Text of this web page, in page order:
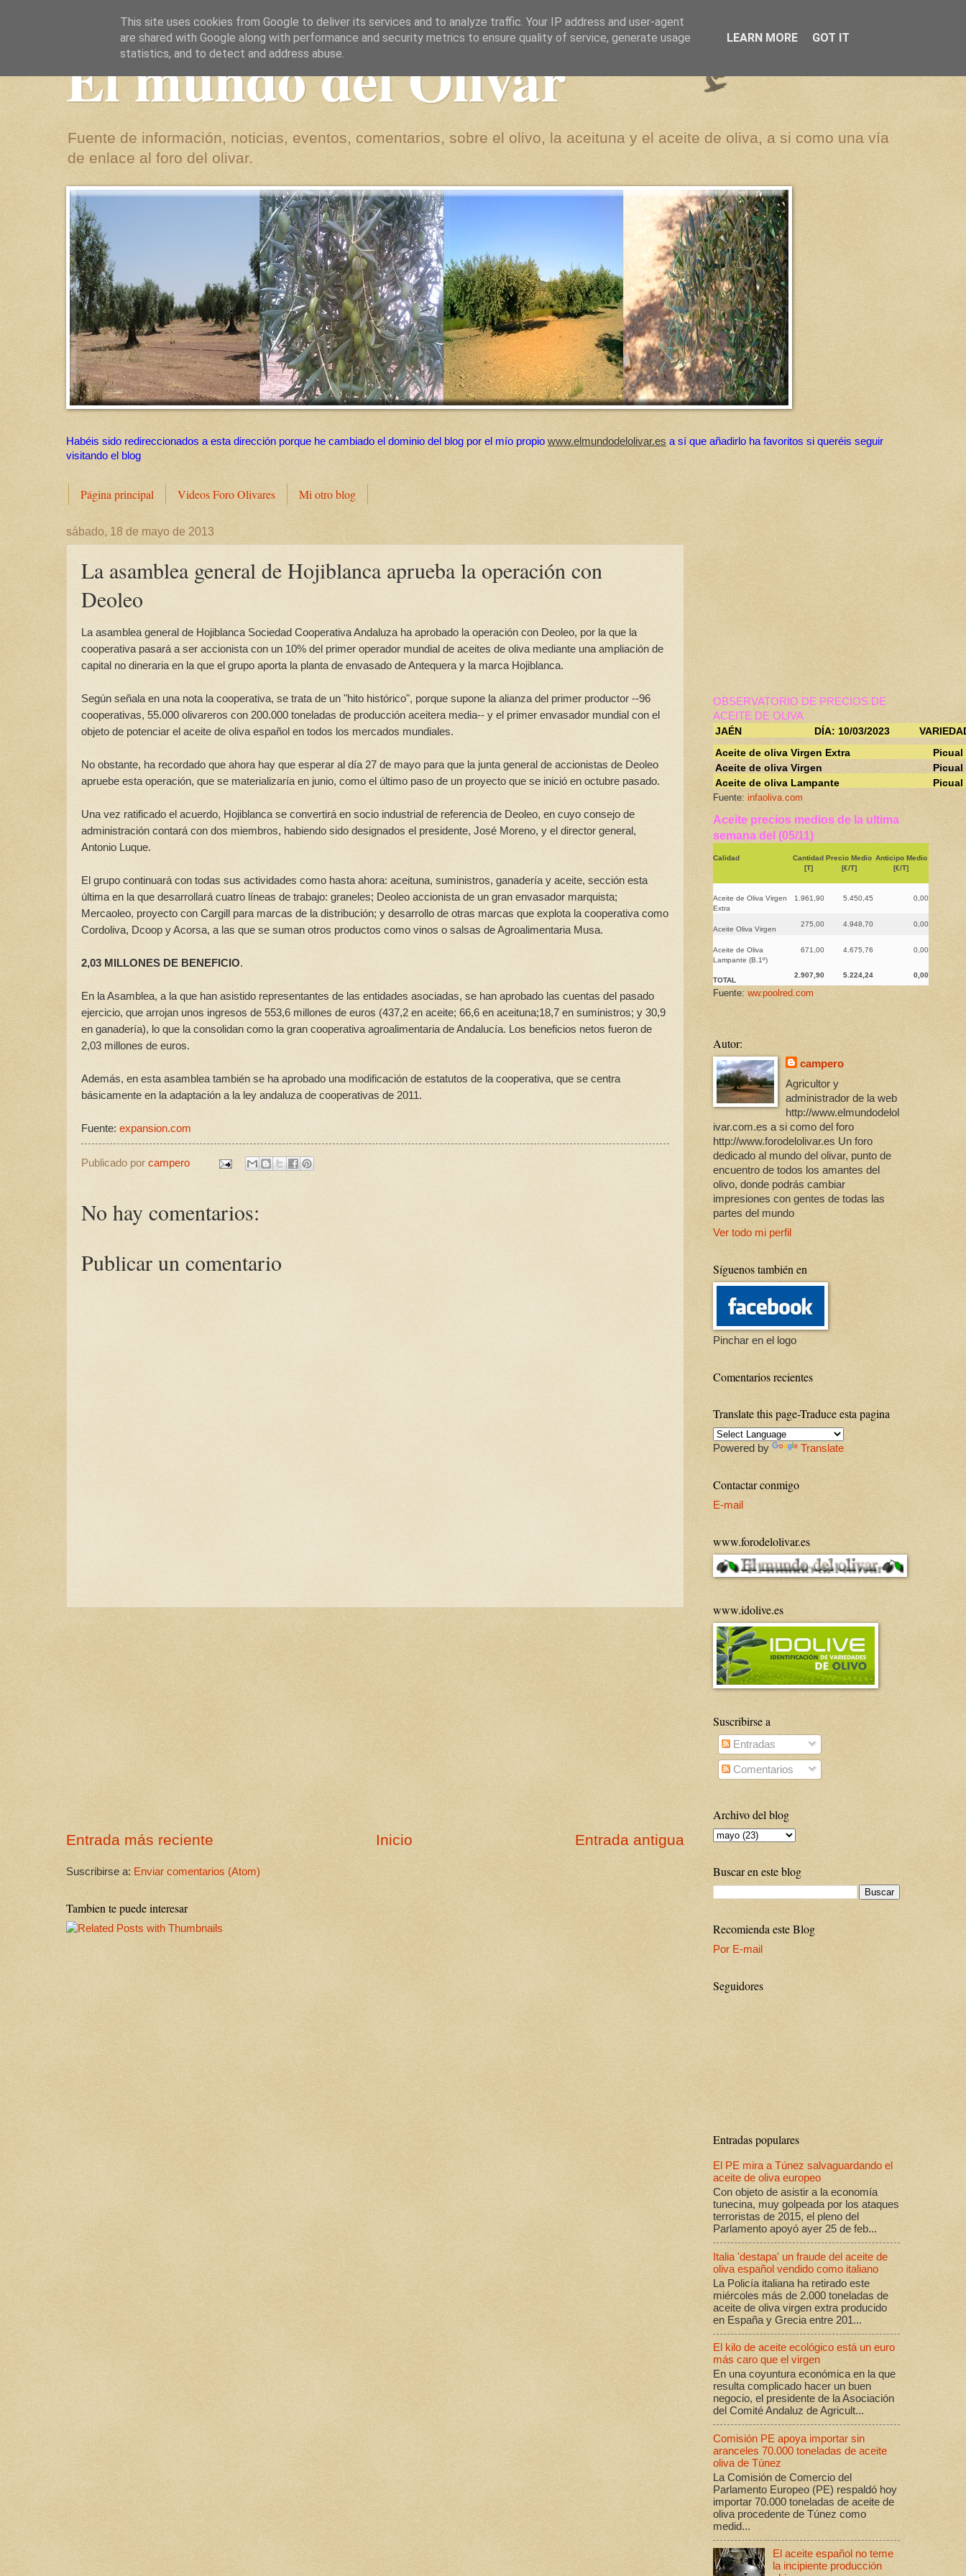
El mundo del Olivar
Fuente de información, noticias, eventos, comentarios, sobre el olivo, la aceituna y el aceite de oliva, a si como una vía
de enlace al foro del olivar.
Habéis sido redireccionados a esta dirección porque he cambiado el dominio del blog por el mío propio www.elmundodelolivar.es a sí que añadirlo ha favoritos si queréis seguir
visitando el blog
Página principal Videos Foro Olivares Mi otro blog
sábado, 18 de mayo de 2013
La asamblea general de Hojiblanca aprueba la operación con
Deoleo
La asamblea general de Hojiblanca Sociedad Cooperativa Andaluza ha aprobado la operación con Deoleo, por la que la
cooperativa pasará a ser accionista con un 10% del primer operador mundial de aceites de oliva mediante una ampliación de
capital no dineraria en la que el grupo aporta la planta de envasado de Antequera y la marca Hojiblanca.
Según señala en una nota la cooperativa, se trata de un "hito histórico", porque supone la alianza del primer productor --96
cooperativas, 55.000 olivareros con 200.000 toneladas de producción aceitera media-- y el primer envasador mundial con el
objeto de potenciar el aceite de oliva español en todos los mercados mundiales.
No obstante, ha recordado que ahora hay que esperar al día 27 de mayo para que la junta general de accionistas de Deoleo
apruebe esta operación, que se materializaría en junio, como el último paso de un proyecto que se inició en octubre pasado.
Una vez ratificado el acuerdo, Hojiblanca se convertirá en socio industrial de referencia de Deoleo, en cuyo consejo de
administración contará con dos miembros, habiendo sido designados el presidente, José Moreno, y el director general,
Antonio Luque.
El grupo continuará con todas sus actividades como hasta ahora: aceituna, suministros, ganadería y aceite, sección esta
última en la que desarrollará cuatro líneas de trabajo: graneles; Deoleo accionista de un gran envasador marquista;
Mercaoleo, proyecto con Cargill para marcas de la distribución; y desarrollo de otras marcas que explota la cooperativa como
Cordoliva, Dcoop y Acorsa, a las que se suman otros productos como vinos o salsas de Agroalimentaria Musa.
2,03 MILLONES DE BENEFICIO.
En la Asamblea, a la que han asistido representantes de las entidades asociadas, se han aprobado las cuentas del pasado
ejercicio, que arrojan unos ingresos de 553,6 millones de euros (437,2 en aceite; 66,6 en aceituna;18,7 en suministros; y 30,9
en ganadería), lo que la consolidan como la gran cooperativa agroalimentaria de Andalucía. Los beneficios netos fueron de
2,03 millones de euros.
Además, en esta asamblea también se ha aprobado una modificación de estatutos de la cooperativa, que se centra
básicamente en la adaptación a la ley andaluza de cooperativas de 2011.
Fuente: expansion.com
Publicado por campero
No hay comentarios:
Publicar un comentario
Entrada más reciente Entrada antigua
Inicio
Suscribirse a: Enviar comentarios (Atom)
Tambien te puede interesar
OBSERVATORIO DE PRECIOS DE
ACEITE DE OLIVA
JAÉN
DÍA: 10/03/2023
Aceite de oliva Virgen Extra
Picual
Aceite de oliva Virgen
Picual
Aceite de oliva Lampante
Picual
Fuente: infaoliva.com
Aceite precios medios de la ultima
semana del (05/11)
Calidad
Cantidad
[T]
Precio Medio
[€/T]
Anticipo Medio
[€/T]
Aceite de Oliva Virgen
Extra
1.961,90 5.450,45 0,00
Aceite Oliva Virgen
275,00 4.948,70 0,00
Aceite de Oliva
Lampante (B.1º)
671,00 4.675,76 0,00
TOTAL
2.907,90 5.224,24 0,00
Fuente: ww.poolred.com
Autor:
campero
Agricultor y
administrador de la web
http://www.elmundodelol
ivar.com.es a si como del foro
http://www.forodelolivar.es Un foro
dedicado al mundo del olivar, punto de
encuentro de todos los amantes del
olivo, donde podrás cambiar
impresiones con gentes de todas las
partes del mundo
Ver todo mi perfil
Síguenos también en
Pinchar en el logo
Comentarios recientes
Translate this page-Traduce esta pagina
Powered by Translate
Contactar conmigo
E-mail
www.forodelolivar.es
www.idolive.es
Suscribirse a
Entradas
Comentarios
Archivo del blog
Buscar en este blog
Recomienda este Blog
Por E-mail
Seguidores
Entradas populares
El PE mira a Túnez salvaguardando el
aceite de oliva europeo
Con objeto de asistir a la economía
tunecina, muy golpeada por los ataques
terroristas de 2015, el pleno del
Parlamento apoyó ayer 25 de feb...
Italia 'destapa' un fraude del aceite de
oliva español vendido como italiano
La Policía italiana ha retirado este
miércoles más de 2.000 toneladas de
aceite de oliva virgen extra producido
en España y Grecia entre 201...
El kilo de aceite ecológico está un euro
más caro que el virgen
En una coyuntura económica en la que
resulta complicado hacer un buen
negocio, el presidente de la Asociación
del Comité Andaluz de Agricult...
Comisión PE apoya importar sin
aranceles 70.000 toneladas de aceite
oliva de Túnez
La Comisión de Comercio del
Parlamento Europeo (PE) respaldó hoy
importar 70.000 toneladas de aceite de
oliva procedente de Túnez como
medid...
El aceite español no teme
la incipiente producción
This site uses cookies from Google to deliver its services and to analyze traffic. Your IP address and user-agent
are shared with Google along with performance and security metrics to ensure quality of service, generate usage
statistics, and to detect and address abuse.
LEARN MORE GOT IT